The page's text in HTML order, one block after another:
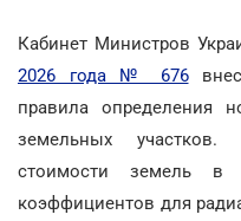
Кабинет Министров
2026 года № 676внес
правила определения
земельных участков.
стоимости земель в
коэффициентов для